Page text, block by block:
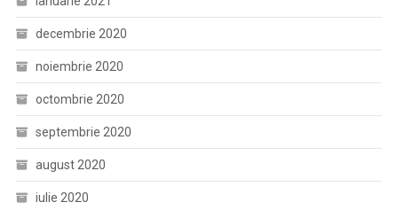
decembrie 2020
noiembrie 2020
octombrie 2020
septembrie 2020
august 2020
iulie 2020